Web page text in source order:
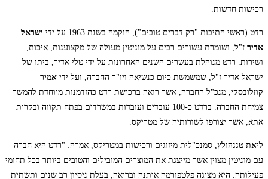
רכישות חדשות.
רדט (ראשי התיבות "רק דברים טובים"), הוקמה בשנת 1963 על ידי
ישראל
אדיר ז"ל, ושומרת עשורים רבים על מוניטין מעולה של מקצוענות, איכות,
ושירות. רדט מנוהלת בעשרים השנים האחרונות על ידי טלי אדיר, ביתו של
ישראל אדיר ז"ל, שמשמשת כיום כנשיאה ויו"ר החברה, ועל ידי אמיר
קוזלובסקי, מנכ"ל החברה, אשר רואה ברכישת רדט כהזדמנות מיוחדת להמשך
צמיחת החברה. ברדט כ-100 עובדים ועובדות במשרדים בפתח תקווה ובקרית
אתא, אשר יצורפו לשורותיה של מטריקס.
ליאת טננהולץ, סמנכ"לית מיזוגים ורכישות במטריקס, אמרה: "רדט היא חברה
עם מוניטין מצוין אשר מייצגת את המוצרים המובילים והטובים ביותר בכל תחומי
פעילותה. היא מציגה פלטפורמה איתנה ובריאה, בעלת ניסיון רב שנים ותשתית